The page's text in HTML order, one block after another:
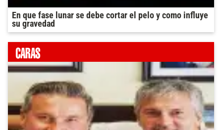
En que fase lunar se debe cortar el pelo y como influye
su gravedad